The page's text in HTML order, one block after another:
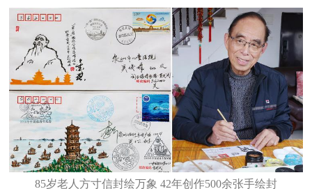
85岁老人方寸信封绘万象 42年创作500余张手绘封